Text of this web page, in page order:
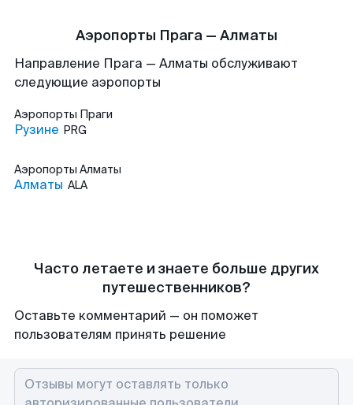
Аэропорты Прага — Алматы
Направление Прага — Алматы обслуживают
следующие аэропорты
Аэропорты Праги
Рузине PRG
Аэропорты Алматы
Алматы ALA
Часто летаете и знаете больше других
путешественников?
Оставьте комментарий — он поможет
пользователям принять решение